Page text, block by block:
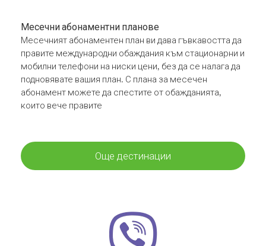
Месечни абонаментни планове
Месечният абонаментен план ви дава гъвкавостта да
правите международни обаждания към стационарни и
мобилни телефони на ниски цени, без да се налага да
подновявате вашия план. С плана за месечен
абонамент можете да спестите от обажданията,
които вече правите
Още дестинации